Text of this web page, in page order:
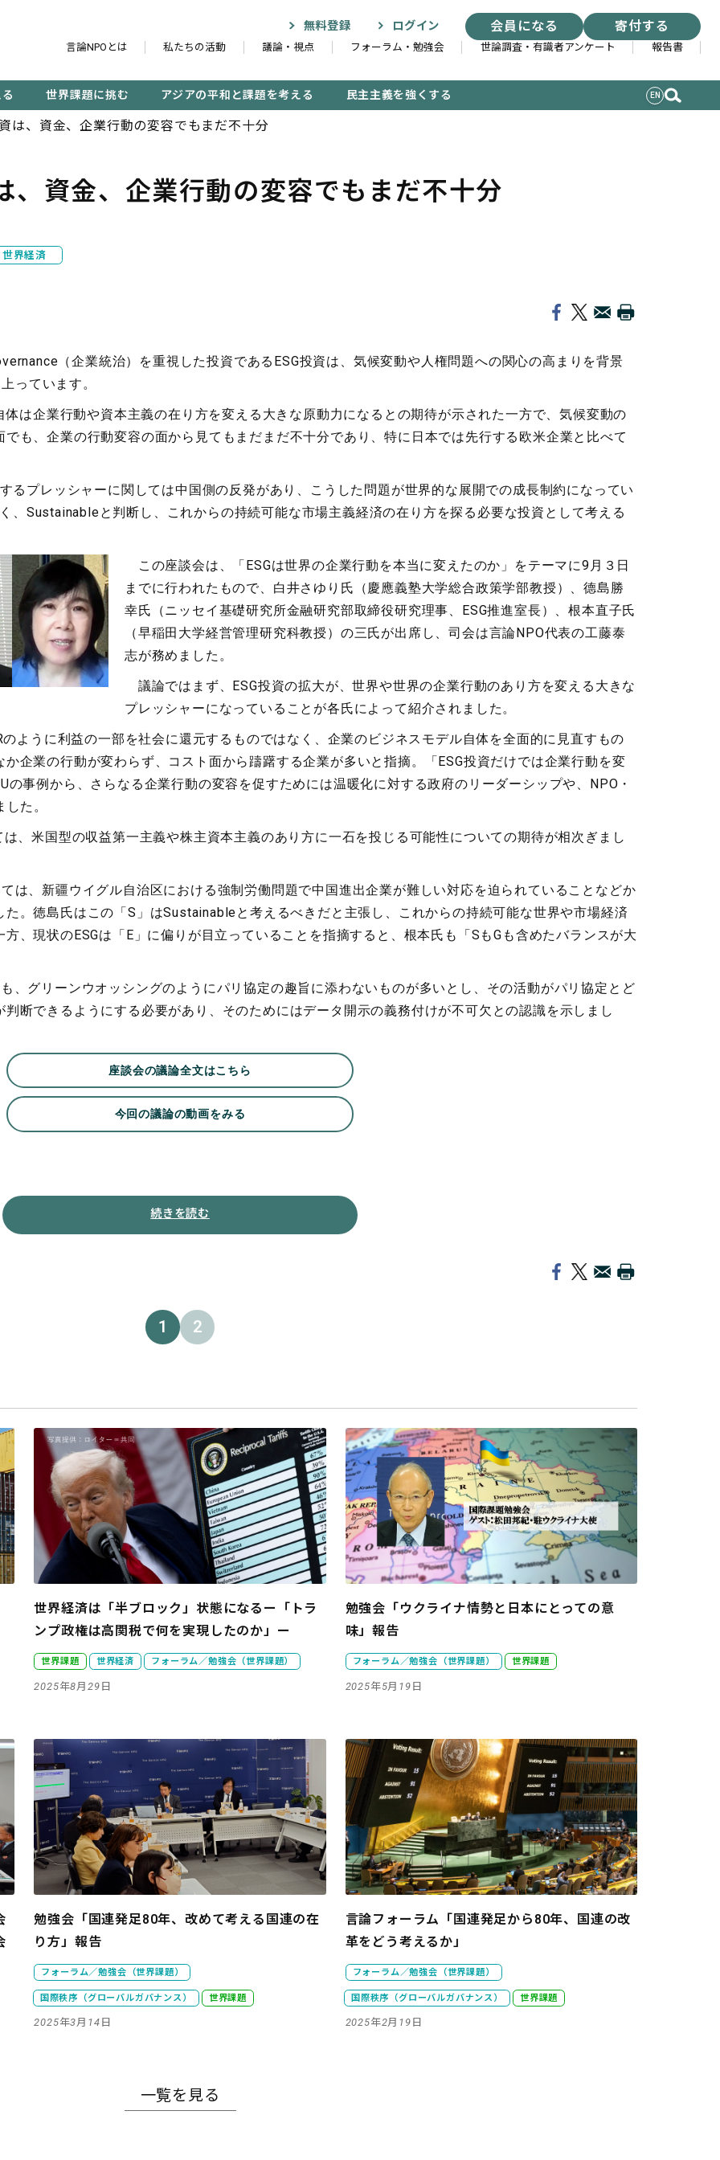
無料登録 ログイン 会員になる 寄付する
言論NPOとは 私たちの活動 議論・視点 フォーラム・勉強会 世論調査・有識者アンケート 報告書
世界課題に挑む アジアの平和と課題を考える 民主主義を強くする EN
記事検索する
は、資金、企業行動の変容でもまだ不十分
、資金、企業行動の変容でもまだ不十分
世界経済
（企業統治）を重視した投資であるESG投資は、気候変動や人権問題への関心の高まりを背景
っています。
は企業行動や資本主義の在り方を変える大きな原動力になるとの期待が示された一方で、気候変動の
も、企業の行動変容の面から見てもまだまだ不十分であり、特に日本では先行する欧米企業と比べて
プレッシャーに関しては中国側の反発があり、こうした問題が世界的な展開での成長制約になってい
、Sustainableと判断し、これからの持続可能な市場主義経済の在り方を探る必要な投資として考える
この座談会は、「ESGは世界の企業行動を本当に変えたのか」をテーマに9月３日
までに行われたもので、白井さゆり氏（慶應義塾大学総合政策学部教授）、德島勝
幸氏（ニッセイ基礎研究所金融研究部取締役研究理事、ESG推進室長）、根本直子氏
（早稲田大学経営管理研究科教授）の三氏が出席し、司会は言論NPO代表の工藤泰
志が務めました。
議論ではまず、ESG投資の拡大が、世界や世界の企業行動のあり方を変える大きな
プレッシャーになっていることが各氏によって紹介されました。
ように利益の一部を社会に還元するものではなく、企業のビジネスモデル自体を全面的に見直すもの
企業の行動が変わらず、コスト面から躊躇する企業が多いと指摘。「ESG投資だけでは企業行動を変
事例から、さらなる企業行動の変容を促すためには温暖化に対する政府のリーダーシップや、NPO・
た。
、米国型の収益第一主義や株主資本主義のあり方に一石を投じる可能性についての期待が相次ぎまし
、新疆ウイグル自治区における強制労働問題で中国進出企業が難しい対応を迫られていることなどか
。徳島氏はこの「S」はSustainableと考えるべきだと主張し、これからの持続可能な世界や市場経済
、現状のESGは「E」に偏りが目立っていることを指摘すると、根本氏も「SもGも含めたバランスが大
グリーンウオッシングのようにパリ協定の趣旨に添わないものが多いとし、その活動がパリ協定とど
断できるようにする必要があり、そのためにはデータ開示の義務付けが不可欠との認識を示しまし
座談会の議論全文はこちら
今回の議論の動画をみる
続きを読む
1 2
世界経済は「半ブロック」状態になるー「トラ
ンプ政権は高関税で何を実現したのか」ー
世界課題 世界経済 フォーラム／勉強会（世界課題）
2025年8月29日
勉強会「ウクライナ情勢と日本にとっての意
味」報告
フォーラム／勉強会（世界課題） 世界課題
2025年5月19日
勉強会「国連発足80年、改めて考える国連の在
り方」報告
フォーラム／勉強会（世界課題）
国際秩序（グローバルガバナンス） 世界課題
2025年3月14日
言論フォーラム「国連発足から80年、国連の改
革をどう考えるか」
フォーラム／勉強会（世界課題）
国際秩序（グローバルガバナンス） 世界課題
2025年2月19日
一覧を見る